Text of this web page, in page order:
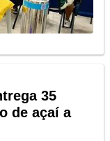
35
de açaí a